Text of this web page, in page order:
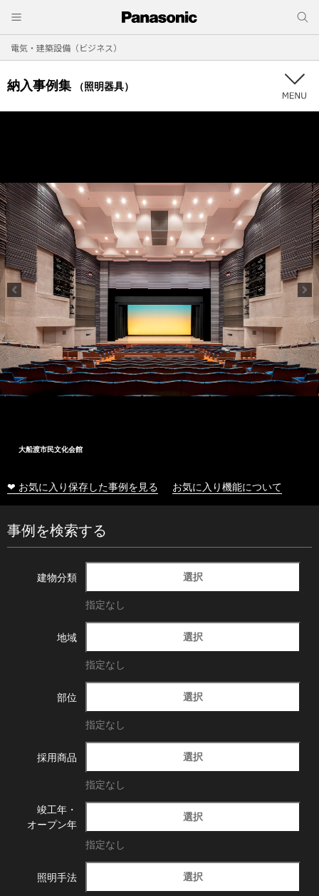
電気・建築設備（ビジネス）
納入事例集 （照明器具）
大船渡市民文化会館
❤ お気に入り保存した事例を見る お気に入り機能について
事例を検索する
建物分類 選択
指定なし
地域 選択
指定なし
部位 選択
指定なし
採用商品 選択
指定なし
竣工年・
オープン年
選択
指定なし
照明手法 選択